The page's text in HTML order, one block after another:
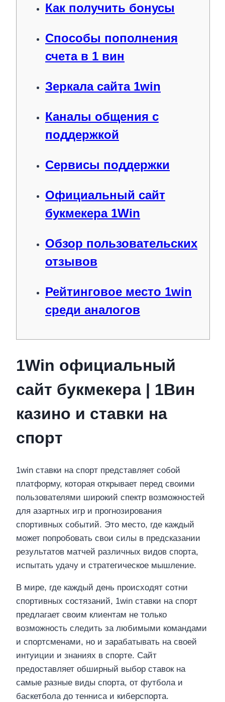
Как получить бонусы
Способы пополнения
счета в 1 вин
Зеркала сайта 1win
Каналы общения с
поддержкой
Сервисы поддержки
Официальный сайт
букмекера 1Win
Обзор пользовательских
отзывов
Рейтинговое место 1win
среди аналогов
1Win официальный
сайт букмекера | 1Вин
казино и ставки на
спорт
1win ставки на спорт представляет собой
платформу, которая открывает перед своими
пользователями широкий спектр возможностей
для азартных игр и прогнозирования
спортивных событий. Это место, где каждый
может попробовать свои силы в предсказании
результатов матчей различных видов спорта,
испытать удачу и стратегическое мышление.
В мире, где каждый день происходят сотни
спортивных состязаний, 1win ставки на спорт
предлагает своим клиентам не только
возможность следить за любимыми командами
и спортсменами, но и зарабатывать на своей
интуиции и знаниях в спорте. Сайт
предоставляет обширный выбор ставок на
самые разные виды спорта, от футбола и
баскетбола до тенниса и киберспорта.